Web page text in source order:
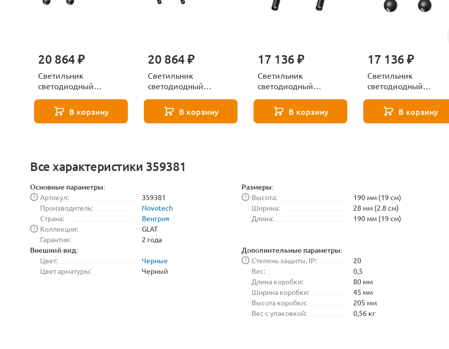
20 864 ₽
Светильник
светодиодный
сменой цветовой
температурой с
В корзину
20 864 ₽
Светильник
светодиодный
сменой цветовой
температурой с
В корзину
17 136 ₽
Светильник
светодиодный
сменой цветовой
температурой с
В корзину
17 136 ₽
Светильник
светодиодный
сменой цветовой
температурой с
В корзину
Все характеристики 359381
Основные параметры:
Артикул:
?
359381
Производитель:
Novotech
Страна:
Венгрия
Коллекция:
?
GLAT
Гарантия:
2 года
Размеры:
Высота:
?
190 мм (19 см)
Ширина:
28 мм (2.8 см)
Длина:
190 мм (19 см)
Внешний вид:
Цвет:
Черные
Цвет арматуры:
Черный
Дополнительные параметры:
Степень защиты, IP:
?
20
Вес:
0,5
Длина коробки:
80 мм
Ширина коробки:
45 мм
Высота коробки:
205 мм
Вес с упаковкой:
0,56 кг